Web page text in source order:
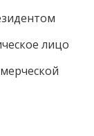
лицо